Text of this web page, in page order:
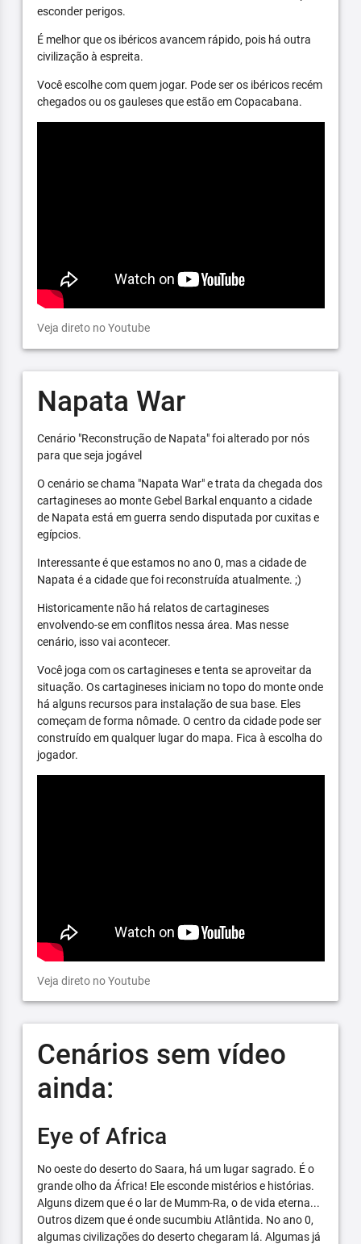
esconder perigos.
É melhor que os ibéricos avancem rápido, pois há outra
civilização à espreita.
Você escolhe com quem jogar. Pode ser os ibéricos recém
chegados ou os gauleses que estão em Copacabana.
Veja direto no Youtube
Napata War
Cenário "Reconstrução de Napata" foi alterado por nós
para que seja jogável
O cenário se chama "Napata War" e trata da chegada dos
cartagineses ao monte Gebel Barkal enquanto a cidade
de Napata está em guerra sendo disputada por cuxitas e
egípcios.
Interessante é que estamos no ano 0, mas a cidade de
Napata é a cidade que foi reconstruída atualmente. ;)
Historicamente não há relatos de cartagineses
envolvendo-se em conflitos nessa área. Mas nesse
cenário, isso vai acontecer.
Você joga com os cartagineses e tenta se aproveitar da
situação. Os cartagineses iniciam no topo do monte onde
há alguns recursos para instalação de sua base. Eles
começam de forma nômade. O centro da cidade pode ser
construído em qualquer lugar do mapa. Fica à escolha do
jogador.
Veja direto no Youtube
Cenários sem vídeo
ainda:
Eye of Africa
No oeste do deserto do Saara, há um lugar sagrado. É o
grande olho da África! Ele esconde mistérios e histórias.
Alguns dizem que é o lar de Mumm-Ra, o de vida eterna...
Outros dizem que é onde sucumbiu Atlântida. No ano 0,
algumas civilizações do deserto chegaram lá. Algumas já